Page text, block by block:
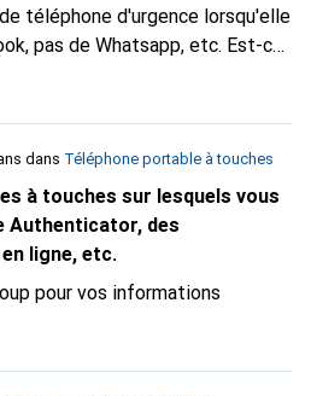
téléphone d'urgence lorsqu'elle
pas de Whatsapp, etc. Est-ce
dans Téléphone portable à touches
à touches sur lesquels vous
Authenticator, des
ligne, etc.
pour vos informations